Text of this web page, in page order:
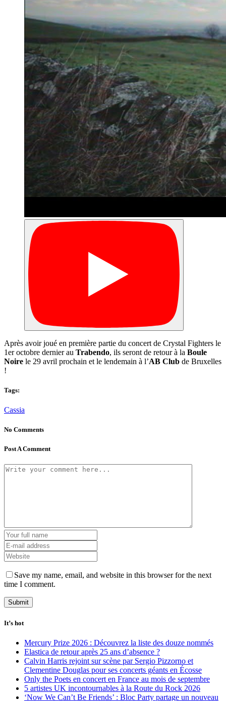
Après avoir joué en première partie du concert de Crystal Fighters le
1er octobre dernier au Trabendo, ils seront de retour à la Boule
Noire le 29 avril prochain et le lendemain à l’AB Club de Bruxelles
!
Tags:
Cassia
No Comments
Post A Comment
Save my name, email, and website in this browser for the next
time I comment.
It’s hot
Mercury Prize 2026 : Découvrez la liste des douze nommés
Elastica de retour après 25 ans d’absence ?
Calvin Harris rejoint sur scène par Sergio Pizzorno et
Clementine Douglas pour ses concerts géants en Écosse
Only the Poets en concert en France au mois de septembre
5 artistes UK incontournables à la Route du Rock 2026
‘Now We Can’t Be Friends’ : Bloc Party partage un nouveau